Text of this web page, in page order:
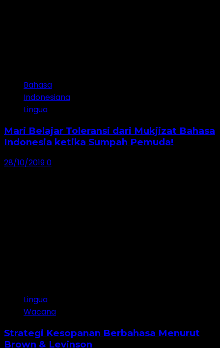
Bahasa
Indonesiana
Lingua
Mari Belajar Toleransi dari Mukjizat Bahasa
Indonesia ketika Sumpah Pemuda!
28/10/20190
Lingua
Wacana
Strategi Kesopanan Berbahasa Menurut
Brown & Levinson